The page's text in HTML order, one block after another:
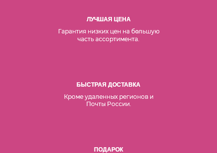
ЛУЧШАЯ ЦЕНА
Гарантия низких цен на большую
часть ассортимента.
БЫСТРАЯ ДОСТАВКА
Кроме удаленных регионов и
Почты России.
ПОДАРОК